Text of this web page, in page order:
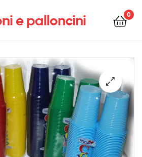
e palloncini 0